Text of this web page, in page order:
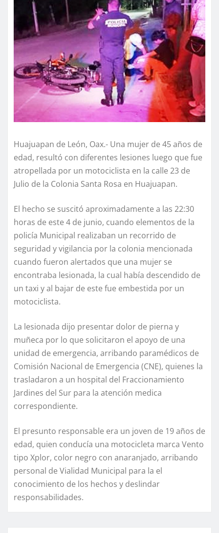
Huajuapan de León, Oax.- Una mujer de 45 años de
edad, resultó con diferentes lesiones luego que fue
atropellada por un motociclista en la calle 23 de
Julio de la Colonia Santa Rosa en Huajuapan.
El hecho se suscitó aproximadamente a las 22:30
horas de este 4 de junio, cuando elementos de la
policía Municipal realizaban un recorrido de
seguridad y vigilancia por la colonia mencionada
cuando fueron alertados que una mujer se
encontraba lesionada, la cual había descendido de
un taxi y al bajar de este fue embestida por un
motociclista.
La lesionada dijo presentar dolor de pierna y
muñeca por lo que solicitaron el apoyo de una
unidad de emergencia, arribando paramédicos de
Comisión Nacional de Emergencia (CNE), quienes la
trasladaron a un hospital del Fraccionamiento
Jardines del Sur para la atención medica
correspondiente.
El presunto responsable era un joven de 19 años de
edad, quien conducía una motocicleta marca Vento
tipo Xplor, color negro con anaranjado, arribando
personal de Vialidad Municipal para la el
conocimiento de los hechos y deslindar
responsabilidades.